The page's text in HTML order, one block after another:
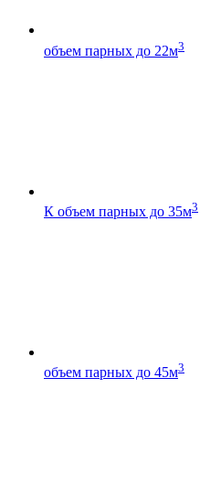
объем парных до 22м3
К объем парных до 35м3
объем парных до 45м3